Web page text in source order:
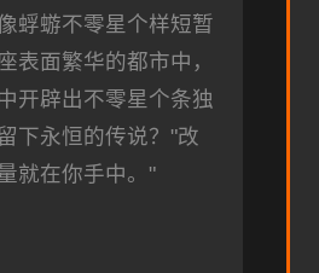
蜉蝣不零星个样短暂
表面繁华的都市中，
开辟出不零星个条独
下永恒的传说？"改
就在你手中。"